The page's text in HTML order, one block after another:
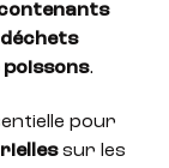
poissons.
pour
sur les